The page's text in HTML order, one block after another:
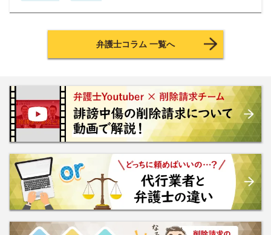
弁護士コラム 一覧へ